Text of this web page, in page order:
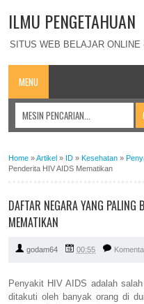
ILMU PENGETAHUAN
SITUS WEB BELAJAR ONLINE
MENU
Home »Artikel » ID » Kesehatan »
Penderita HIV AIDS Mematikan
DAFTAR NEGARA YANG PALING
MEMATIKAN
godam64 00:55
Penyakit HIV AIDS adalah
ditakuti oleh banyak orang di